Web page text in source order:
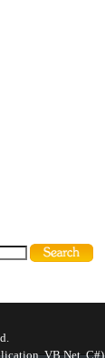
VB.Net, C#)